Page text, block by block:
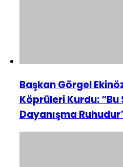
Başkan Görgel
Köprüleri Kurdu:
Dayanışma